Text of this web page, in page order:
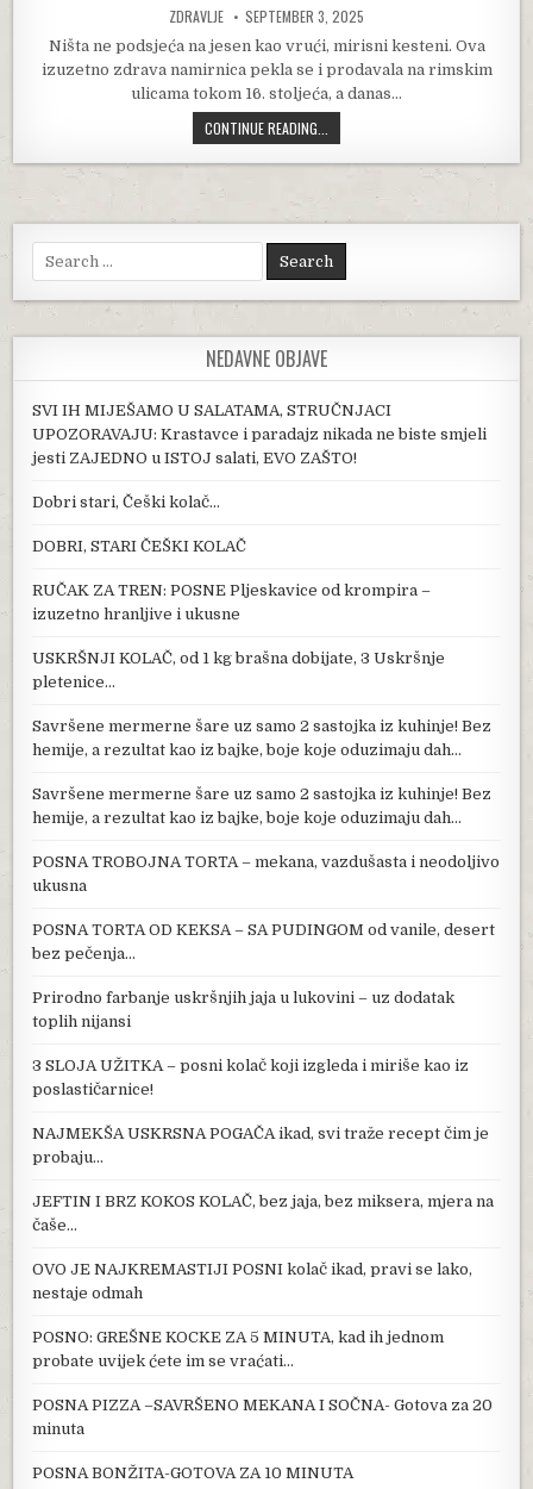
AUTHOR:
ZDRAVLJE PUBLISHED DATE:
SEPTEMBER 3, 2025
Ništa ne podsjeća na jesen kao vrući, mirisni kesteni. Ova
izuzetno zdrava namirnica pekla se i prodavala na rimskim
ulicama tokom 16. stoljeća, a danas…
CONTINUE READING...
Search for:
NEDAVNE OBJAVE
SVI IH MIJEŠAMO U SALATAMA, STRUČNJACI
UPOZORAVAJU: Krastavce i paradajz nikada ne biste smjeli
jesti ZAJEDNO u ISTOJ salati, EVO ZAŠTO!
Dobri stari, Češki kolač…
DOBRI, STARI ČEŠKI KOLAČ
RUČAK ZA TREN: POSNE Pljeskavice od krompira –
izuzetno hranljive i ukusne
USKRŠNJI KOLAČ, od 1 kg brašna dobijate, 3 Uskršnje
pletenice…
Savršene mermerne šare uz samo 2 sastojka iz kuhinje! Bez
hemije, a rezultat kao iz bajke, boje koje oduzimaju dah…
Savršene mermerne šare uz samo 2 sastojka iz kuhinje! Bez
hemije, a rezultat kao iz bajke, boje koje oduzimaju dah…
POSNA TROBOJNA TORTA – mekana, vazdušasta i neodoljivo
ukusna
POSNA TORTA OD KEKSA – SA PUDINGOM od vanile, desert
bez pečenja…
Prirodno farbanje uskršnjih jaja u lukovini – uz dodatak
toplih nijansi
3 SLOJA UŽITKA – posni kolač koji izgleda i miriše kao iz
poslastičarnice!
NAJMEKŠA USKRSNA POGAČA ikad, svi traže recept čim je
probaju…
JEFTIN I BRZ KOKOS KOLAČ, bez jaja, bez miksera, mjera na
čaše…
OVO JE NAJKREMASTIJI POSNI kolač ikad, pravi se lako,
nestaje odmah
POSNO: GREŠNE KOCKE ZA 5 MINUTA, kad ih jednom
probate uvijek ćete im se vraćati…
POSNA PIZZA –SAVRŠENO MEKANA I SOČNA- Gotova za 20
minuta
POSNA BONŽITA-GOTOVA ZA 10 MINUTA